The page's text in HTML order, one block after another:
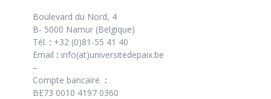
Boulevard du Nord, 4
B- 5000 Namur (Belgique)
Tél. : +32 (0)81-55 41 40
Email : info(at)universitedepaix.be
–
Compte bancaire :
BE73 0010 4197 0360